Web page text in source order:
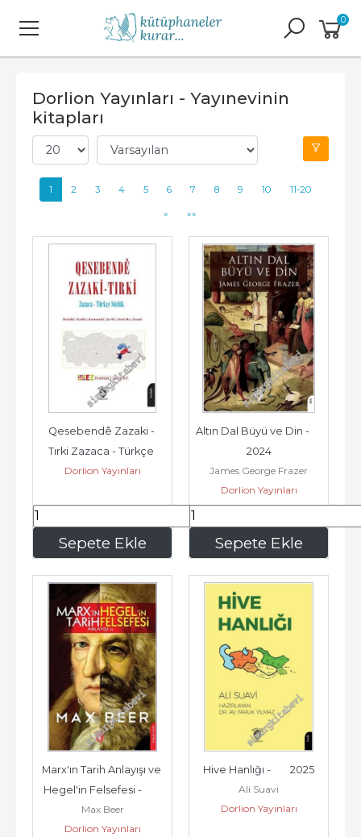
0
Dorlion Yayınları - Yayınevinin
kitapları
1 2 3 4 5 6 7 8 9 10 11-20
» »»
Sepete Ekle
Qesebendê Zazaki -
Tırki Zazaca - Türkçe
Sözlük -        2025
Dorlion Yayınları
780,00 Sepete Ekle
Altın Dal Büyü ve Din -
2024
James George Frazer
Dorlion Yayınları
607,75
Marx'ın Tarih Anlayışı ve
Hegel'in Felsefesi -
2022
Max Beer
Dorlion Yayınları
Hive Hanlığı -        2025
Ali Suavi
Dorlion Yayınları